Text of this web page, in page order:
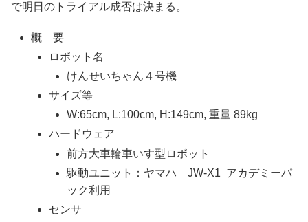
で明日のトライアル成否は決まる。
概 要
ロボット名
けんせいちゃん４号機
サイズ等
W:65cm, L:100cm, H:149cm, 重量 89kg
ハードウェア
前方大車輪車いす型ロボット
駆動ユニット：ヤマハ JW-X1 アカデミーパ
ック利用
センサ